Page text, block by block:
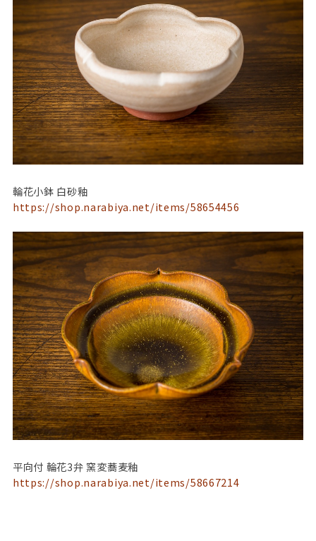
輪花小鉢 白砂釉
https://shop.narabiya.net/items/58654456
平向付 輪花3弁 窯変蕎麦釉
https://shop.narabiya.net/items/58667214